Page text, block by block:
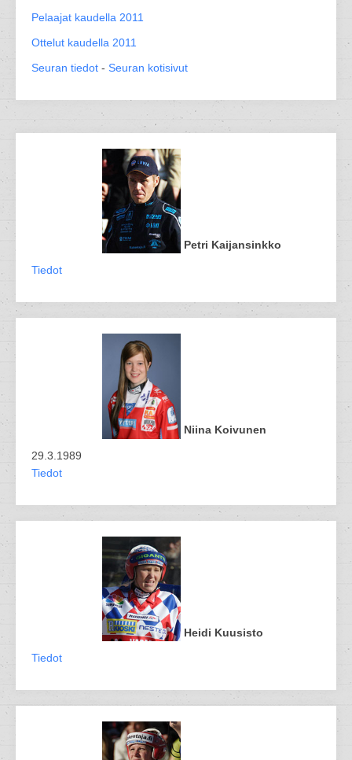
Pelaajat kaudella 2011
Ottelut kaudella 2011
Seuran tiedot - Seuran kotisivut
Petri Kaijansinkko
Tiedot
Niina Koivunen
29.3.1989
Tiedot
Heidi Kuusisto
Tiedot